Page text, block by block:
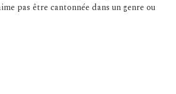
pas être cantonnée dans un genre ou